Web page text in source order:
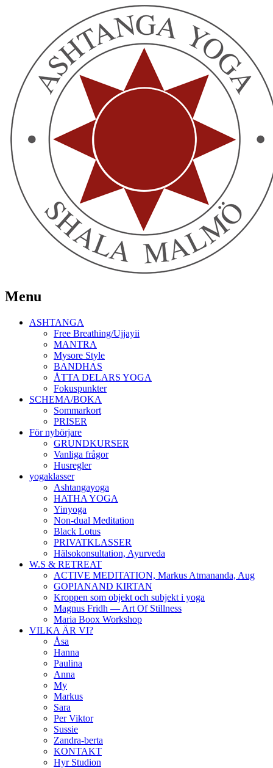
Ashtanga Yoga Shala Malmö
Yoga Malmö
Menu
Skip
ASHTANGA
Free Breathing/Ujjayii
MANTRA
Mysore Style
BANDHAS
ÅTTA DELARS YOGA
Fokuspunkter
SCHEMA/BOKA
Sommarkort
PRISER
För nybörjare
GRUNDKURSER
Vanliga frågor
Husregler
yogaklasser
Ashtangayoga
HATHA YOGA
Yinyoga
Non-dual Meditation
Black Lotus
PRIVATKLASSER
Hälsokonsultation, Ayurveda
W.S & RETREAT
ACTIVE MEDITATION, Markus Atmananda, Aug
GOPIANAND KIRTAN
Kroppen som objekt och subjekt i yoga
Magnus Fridh — Art Of Stillness
Maria Boox Workshop
VILKA ÄR VI?
Åsa
Hanna
Paulina
Anna
My
Markus
Sara
Per Viktor
Sussie
Zandra-berta
KONTAKT
Hyr Studion